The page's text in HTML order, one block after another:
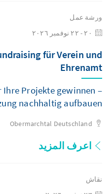
ورشة عمل
für Verein und
Ehrenamt
Ihre Projekte gewinnen –
nachhaltig aufbauen
Obermarchtal Deutschland
اعرف المزيد
نقاش